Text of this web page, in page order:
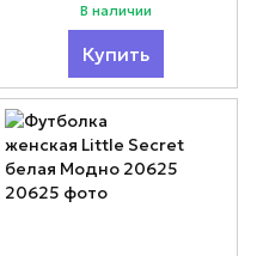
В наличии
Купить